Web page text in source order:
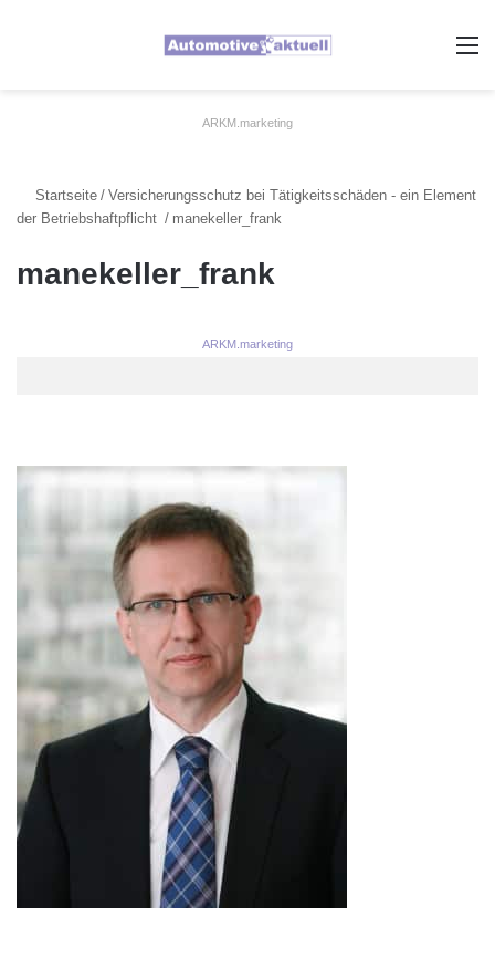
ARKM.marketing
Startseite / Versicherungsschutz bei Tätigkeitsschäden - ein Element
der Betriebshaftpflicht / manekeller_frank
manekeller_frank
ARKM.marketing